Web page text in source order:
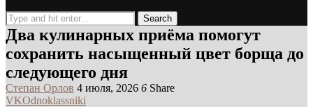
Search
Два кулинарных приёма помогут
сохранить насыщенный цвет борща до
следующего дня
Степан Орлов 4 июля, 2026 6 Share
VKOdnoklassniki